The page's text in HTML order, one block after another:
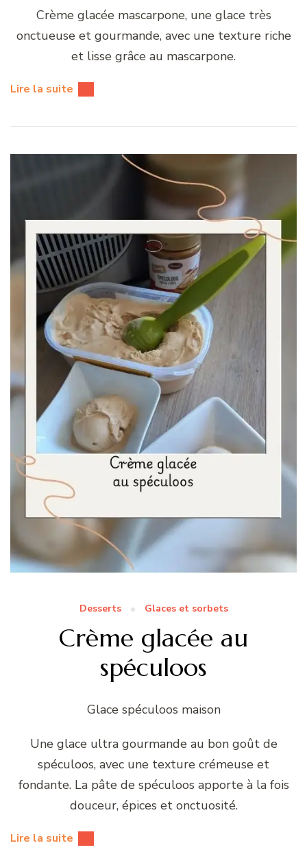
Crème glacée mascarpone, une glace très
onctueuse et gourmande, avec une texture riche
et lisse grâce au mascarpone.
Lire la suite
Desserts Glaces et sorbets
Crème glacée au
spéculoos
Glace spéculoos maison
Une glace ultra gourmande au bon goût de
spéculoos, avec une texture crémeuse et
fondante. La pâte de spéculoos apporte à la fois
douceur, épices et onctuosité.
Lire la suite